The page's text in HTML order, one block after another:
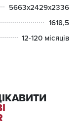
5663х2429х2336
1618,5
12-120 місяців